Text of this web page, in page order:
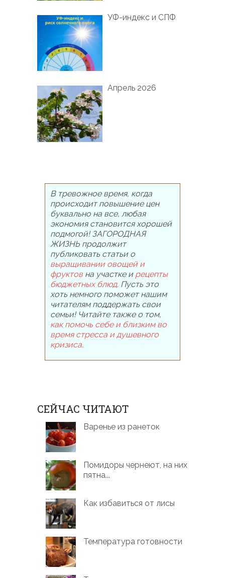
УФ-индекс и СПФ
Апрель 2026
В тревожное время, когда
происходит повышение цен
буквально на все, любая
экономия становится хорошей
подмогой! ЗАГОРОДНАЯ
ЖИЗНЬ продолжит
публиковать статьи о
выращивании овощей и
фруктовна участке и рецепты
бюджетных блюд. Пусть это
хоть немного поможет нашим
читателям поддержать свои
семьи! Читайте также о том,
как помочь себе и близким во
время стресса и душевного
кризиса.
СЕЙЧАС ЧИТАЮТ
Варенье из ранеток
Помидоры чернеют, на них
пятна...
Как избавиться от лисы
Температура готовности